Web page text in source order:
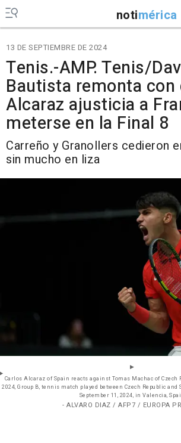
notimérica
13 DE SEPTIEMBRE DE 2024
Tenis.-AMP. Tenis/
Bautista remonta con
Alcaraz ajusticia a
meterse en la Final 8
Carreño y Granollers cedieron
sin mucho en liza
Carlos Alcaraz of Spain reacts against Tomas Machac of Czech
2024, Group B, tennis match played between Czech Republic and
September 11, 2024, in Valencia,
- ALVARO DIAZ / AFP7 / EUROPA